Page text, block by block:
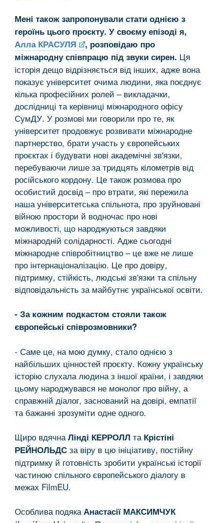
Мені також запропонували стати однією з
героїнь цього проєкту. У своєму епізоді я,
Алла КРАСУЛЯ
, розповідаю про
міжнародну співпрацю під звуки сирен. Ця
історія дещо відрізняється від інших, адже вона
показує університет очима людини, яка поєднує
кілька професійних ролей – викладачки,
дослідниці та керівниці міжнародного офісу
СумДУ. У розмові ми говорили про те, як
університет продовжує розвивати міжнародне
партнерство, брати участь у європейських
проєктах і будувати нові академічні зв'язки,
перебуваючи лише за тридцять кілометрів від
російського кордону. Це також розмова про
особистий досвід – про втрати, які пережила
наша університетська спільнота, про зруйновані
війною простори й водночас про нові
можливості, що народжуються завдяки
міжнародній солідарності. Адже сьогодні
міжнародне співробітництво – це вже не лише
про інтернаціоналізацію. Це про довіру,
підтримку, стійкість, людські зв'язки та спільну
відповідальність за майбутнє української освіти.
- За кожним подкастом стояли також
європейські співрозмовники?
- Саме це, на мою думку, стало однією з
найбільших цінностей проєкту. Кожну українську
історію слухала людина з іншої країни, і завдяки
цьому народжувався не монолог про війну, а
справжній діалог, заснований на довірі, емпатії
та бажанні зрозуміти одне одного.
Щиро вдячна Лінді КЕРРОЛЛ та Крістіні
РЕЙНОЛЬДС за віру в цю ініціативу, постійну
підтримку й готовність зробити українські історії
частиною спільного європейського діалогу в
межах FilmEU.
Особлива подяка Анастасії МАКСИМЧУК